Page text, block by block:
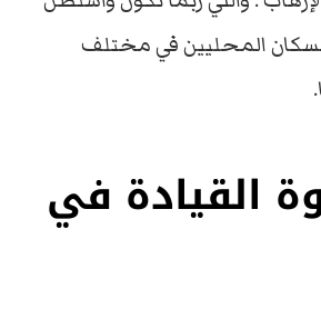
المحليين في مختلف
القيادة في